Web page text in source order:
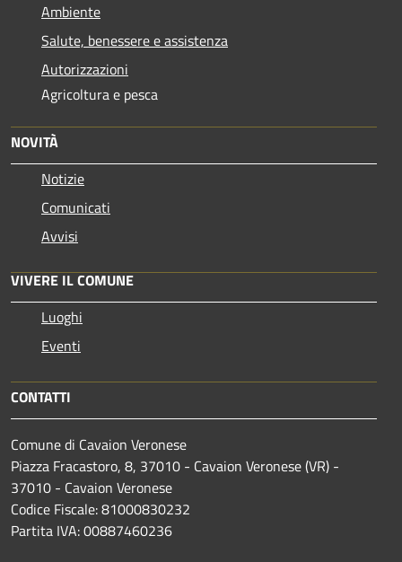
Ambiente
Salute, benessere e assistenza
Autorizzazioni
Agricoltura e pesca
NOVITÀ
Notizie
Comunicati
Avvisi
VIVERE IL COMUNE
Luoghi
Eventi
CONTATTI
Comune di Cavaion Veronese
Piazza Fracastoro, 8, 37010 - Cavaion Veronese (VR) -
37010 - Cavaion Veronese
Codice Fiscale: 81000830232
Partita IVA: 00887460236